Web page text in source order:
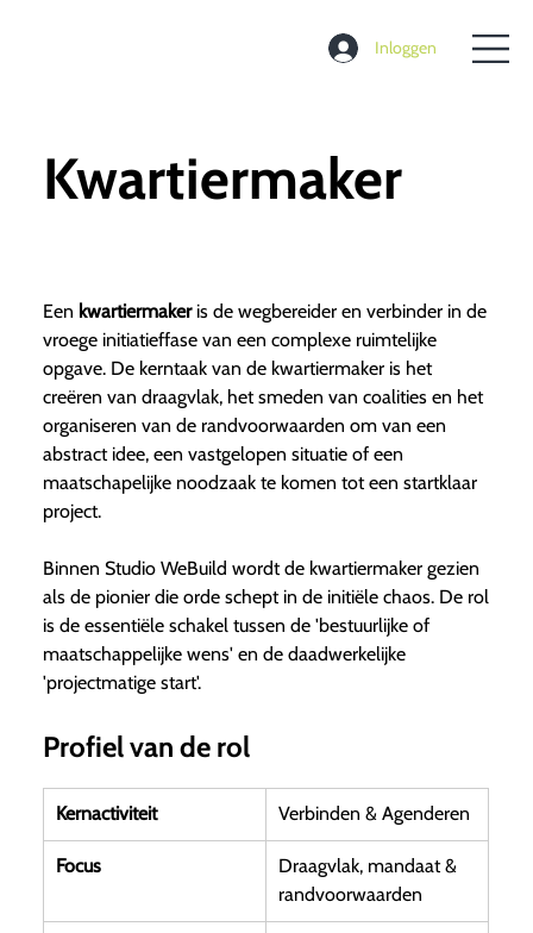
Inloggen
Kwartiermaker
Een kwartiermakeris de wegbereider en verbinder in de
vroege initiatieffase van een complexe ruimtelijke
opgave. De kerntaak van de kwartiermaker is het
creëren van draagvlak, het smeden van coalities en het
organiseren van de randvoorwaarden om van een
abstract idee, een vastgelopen situatie of een
maatschapelijke noodzaak te komen tot een startklaar
project.
Binnen Studio WeBuild wordt de kwartiermaker gezien
als de pionier die orde schept in de initiële chaos. De rol
is de essentiële schakel tussen de 'bestuurlijke of
maatschappelijke wens' en de daadwerkelijke
'projectmatige start'.
Profiel van de rol
Kernactiviteit Verbinden & Agenderen
Focus
Draagvlak, mandaat &
randvoorwaarden